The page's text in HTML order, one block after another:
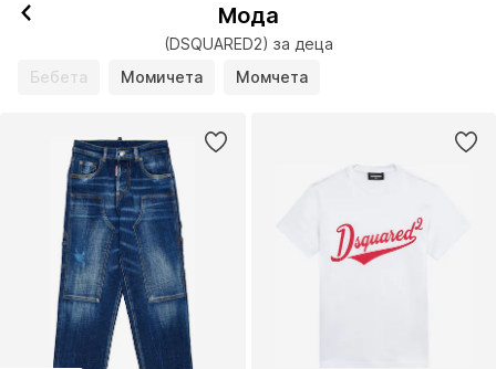
Мода
(DSQUARED2) за деца
Бебета
Момичета Момчета